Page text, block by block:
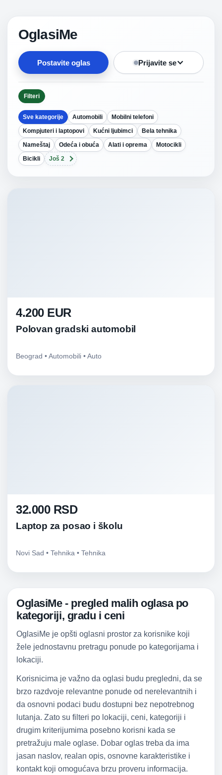
OglasiMe
Postavite oglas Prijavite se
Filteri
Sve kategorije Automobili
Mobilni telefoni
Kompjuteri i laptopovi
Kućni ljubimci
Bela tehnika
Nameštaj
Odeća i obuća Alati i oprema
Motocikli
Bicikli
Još 2
4.200 EUR
Polovan gradski automobil
Beograd • Automobili • Auto
32.000 RSD
Laptop za posao i školu
Novi Sad • Tehnika • Tehnika
OglasiMe - pregled malih oglasa po
kategoriji, gradu i ceni
OglasiMe je opšti oglasni prostor za korisnike koji
žele jednostavnu pretragu ponude po kategorijama i
lokaciji.
Korisnicima je važno da oglasi budu pregledni, da se
brzo razdvoje relevantne ponude od nerelevantnih i
da osnovni podaci budu dostupni bez nepotrebnog
lutanja. Zato su filteri po lokaciji, ceni, kategoriji i
drugim kriterijumima posebno korisni kada se
pretražuju male oglase. Dobar oglas treba da ima
jasan naslov, realan opis, osnovne karakteristike i
kontakt koji omogućava brzu proveru informacija.